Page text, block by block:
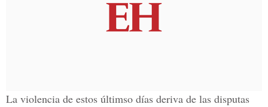
La violencia de estos últimso días deriva de las disputas